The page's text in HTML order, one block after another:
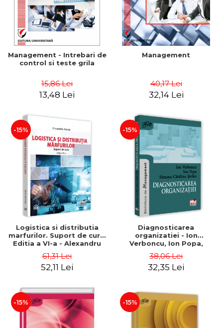
Management - Intrebari de
control si teste grila
15,86 Lei
13,48 Lei
Management
40,17 Lei
32,14 Lei
-15%
Logistica si distributia
marfurilor. Suport de curs.
Editia a VI-a - Alexandru
61,31 Lei
52,11 Lei
-15%
Diagnosticarea
organizatiei - Ion
Verboncu, Ion Popa,
38,06 Lei
32,35 Lei
-15% -15%